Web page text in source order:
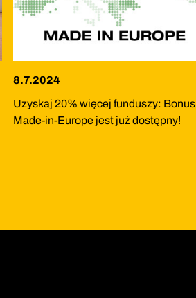
8.7.2024
Uzyskaj 20% więcej funduszy: Bonus
Made-in-Europe jest już dostępny!